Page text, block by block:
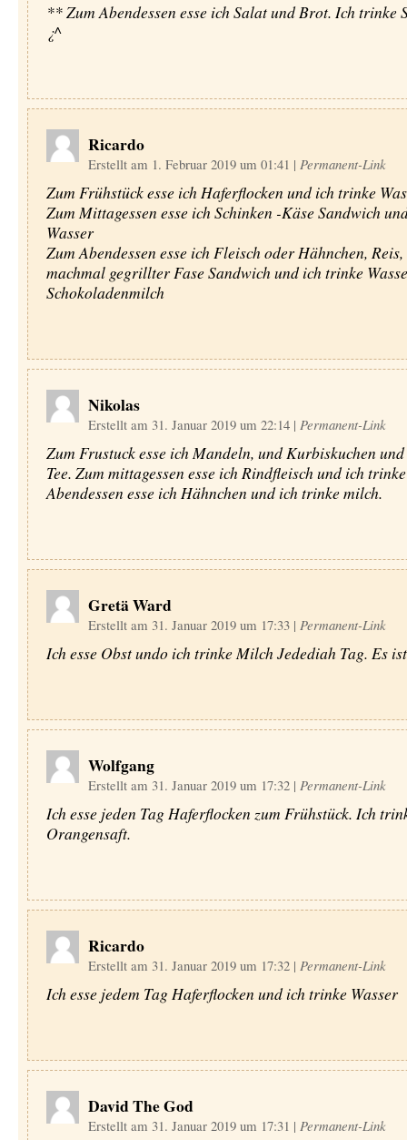
** Zum Abendessen esse ich Salat und Brot. Ich
¿^­­­­
Ricardo
Erstellt am 1. Februar 2019 um 01:41 | Permanent-Link
Zum Frühstück esse ich Haferflocken und ich trinke
Zum Mittagessen esse ich Schinken -Käse Sandwich
Wasser
Zum Abendessen esse ich Fleisch oder Hähnchen,
machmal gegrillter Fase Sandwich und ich trinke
Schokoladenmilch
Nikolas
Erstellt am 31. Januar 2019 um 22:14 | Permanent-Link
Zum Frustuck esse ich Mandeln, und Kurbiskuchen
Tee. Zum mittagessen esse ich Rindfleisch und ich
Abendessen esse ich Hähnchen und ich trinke milch.
Gretä Ward
Erstellt am 31. Januar 2019 um 17:33 | Permanent-Link
Ich esse Obst undo ich trinke Milch Jedediah Tag. Es
Wolfgang
Erstellt am 31. Januar 2019 um 17:32 | Permanent-Link
Ich esse jeden Tag Haferflocken zum Frühstück. Ich
Orangensaft.
Ricardo
Erstellt am 31. Januar 2019 um 17:32 | Permanent-Link
Ich esse jedem Tag Haferflocken und ich trinke Wasser
David The God
Erstellt am 31. Januar 2019 um 17:31 | Permanent-Link